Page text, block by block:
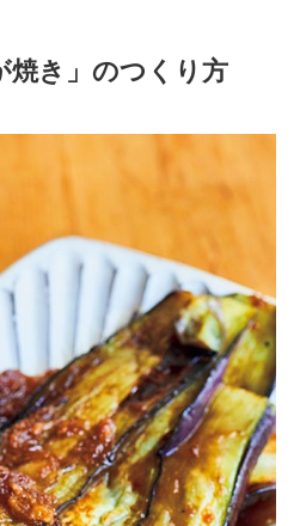
焼き」のつくり方